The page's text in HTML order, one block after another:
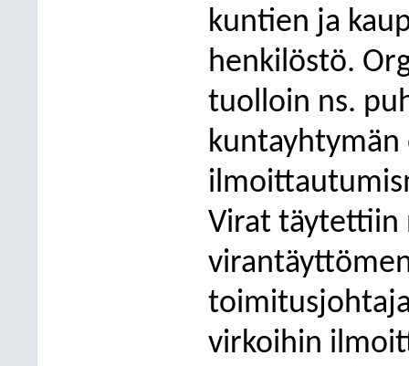
kuntien ja
henkilöstö.
tuolloin ns.
Virat täytettiin
virkoihin